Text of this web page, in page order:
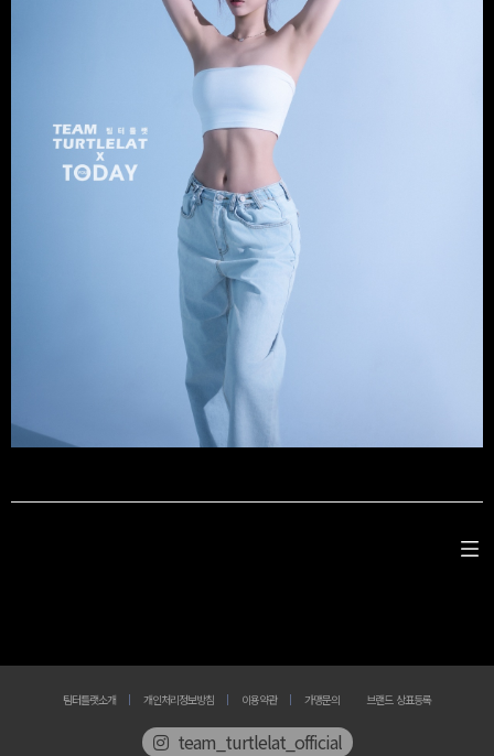
팀터틀랫소개 개인처리정보방침 이용약관 가맹문의 브랜드 상표등록
team_turtlelat_official